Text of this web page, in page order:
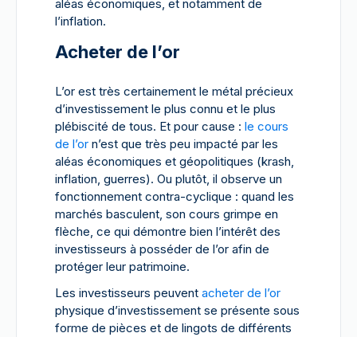
aléas économiques, et notamment de
l’inflation.
Acheter de l’or
L’or est très certainement le métal précieux
d’investissement le plus connu et le plus
plébiscité de tous. Et pour cause : le cours
de l’or n’est que très peu impacté par les
aléas économiques et géopolitiques (krash,
inflation, guerres). Ou plutôt, il observe un
fonctionnement contra-cyclique : quand les
marchés basculent, son cours grimpe en
flèche, ce qui démontre bien l’intérêt des
investisseurs à posséder de l’or afin de
protéger leur patrimoine.
Les investisseurs peuvent acheter de l’or
physique d’investissement se présente sous
forme de pièces et de lingots de différents